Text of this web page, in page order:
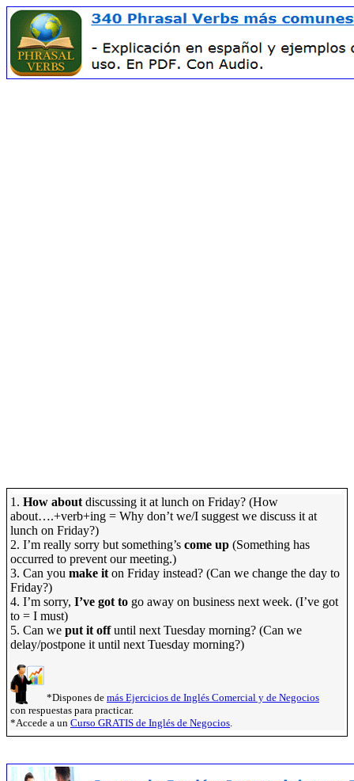
1. How about discussing it at lunch on Friday? (How
about….+verb+ing = Why don’t we/I suggest we discuss it at
lunch on Friday?)
2. I’m really sorry but something’s come up (Something has
occurred to prevent our meeting.)
3. Can you make it on Friday instead? (Can we change the day to
Friday?)
4. I’m sorry, I’ve got to go away on business next week. (I’ve got
to = I must)
5. Can we put it offuntil next Tuesday morning? (Can we
delay/postpone it until next Tuesday morning?)
*Dispones de más Ejercicios de Inglés Comercial y de Negocios
con respuestas para practicar.
*Accede a un Curso GRATIS de Inglés de Negocios.